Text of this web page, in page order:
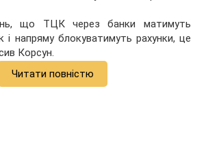
що ТЦК через банки матимуть
напряму блокуватимуть рахунки, це
Корсун.
Читати повністю